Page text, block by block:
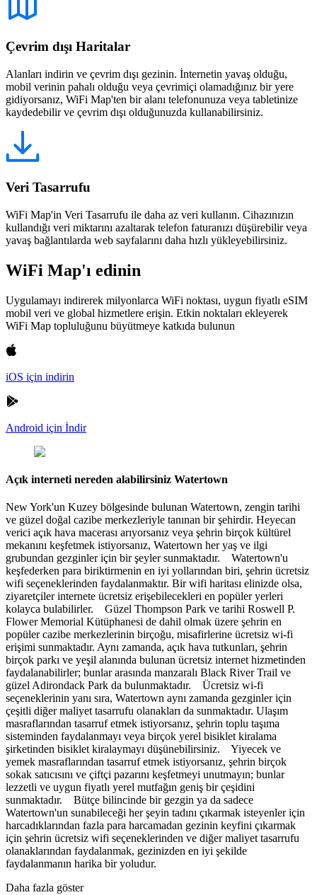
Çevrim dışı Haritalar
Alanları indirin ve çevrim dışı gezinin. İnternetin yavaş olduğu,
mobil verinin pahalı olduğu veya çevrimiçi olamadığınız bir yere
gidiyorsanız, WiFi Map'ten bir alanı telefonunuza veya tabletinize
kaydedebilir ve çevrim dışı olduğunuzda kullanabilirsiniz.
Veri Tasarrufu
WiFi Map'in Veri Tasarrufu ile daha az veri kullanın. Cihazınızın
kullandığı veri miktarını azaltarak telefon faturanızı düşürebilir veya
yavaş bağlantılarda web sayfalarını daha hızlı yükleyebilirsiniz.
WiFi Map'ı edinin
Uygulamayı indirerek milyonlarca WiFi noktası, uygun fiyatlı eSIM
mobil veri ve global hizmetlere erişin. Etkin noktaları ekleyerek
WiFi Map topluluğunu büyütmeye katkıda bulunun
iOS için indirin
Android için İndir
Açık interneti nereden alabilirsiniz Watertown
New York'un Kuzey bölgesinde bulunan Watertown, zengin tarihi
ve güzel doğal cazibe merkezleriyle tanınan bir şehirdir. Heyecan
verici açık hava macerası arıyorsanız veya şehrin birçok kültürel
mekanını keşfetmek istiyorsanız, Watertown her yaş ve ilgi
grubundan gezginler için bir şeyler sunmaktadır. Watertown'u
keşfederken para biriktirmenin en iyi yollarından biri, şehrin ücretsiz
wifi seçeneklerinden faydalanmaktır. Bir wifi haritası elinizde olsa,
ziyaretçiler internete ücretsiz erişebilecekleri en popüler yerleri
kolayca bulabilirler. Güzel Thompson Park ve tarihi Roswell P.
Flower Memorial Kütüphanesi de dahil olmak üzere şehrin en
popüler cazibe merkezlerinin birçoğu, misafirlerine ücretsiz wi-fi
erişimi sunmaktadır. Aynı zamanda, açık hava tutkunları, şehrin
birçok parkı ve yeşil alanında bulunan ücretsiz internet hizmetinden
faydalanabilirler; bunlar arasında manzaralı Black River Trail ve
güzel Adirondack Park da bulunmaktadır. Ücretsiz wi-fi
seçeneklerinin yanı sıra, Watertown aynı zamanda gezginler için
çeşitli diğer maliyet tasarrufu olanakları da sunmaktadır. Ulaşım
masraflarından tasarruf etmek istiyorsanız, şehrin toplu taşıma
sisteminden faydalanmayı veya birçok yerel bisiklet kiralama
şirketinden bisiklet kiralaymayı düşünebilirsiniz. Yiyecek ve
yemek masraflarından tasarruf etmek istiyorsanız, şehrin birçok
sokak satıcısını ve çiftçi pazarını keşfetmeyi unutmayın; bunlar
lezzetli ve uygun fiyatlı yerel mutfağın geniş bir çeşidini
sunmaktadır. Bütçe bilincinde bir gezgin ya da sadece
Watertown'un sunabileceği her şeyin tadını çıkarmak isteyenler için
harcadıklarından fazla para harcamadan gezinin keyfini çıkarmak
için şehrin ücretsiz wifi seçeneklerinden ve diğer maliyet tasarrufu
olanaklarından faydalanmak, gezinizden en iyi şekilde
faydalanmanın harika bir yoludur.
Daha fazla göster